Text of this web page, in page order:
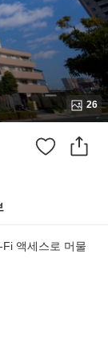
26
액세스로 머물